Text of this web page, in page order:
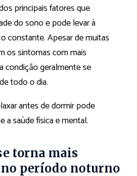
principais fatores que
do sono e pode levar à
constante. Apesar de muitas
os sintomas com mais
condição geralmente se
todo o dia.
antes de dormir pode
a saúde física e mental.
torna mais
período noturno